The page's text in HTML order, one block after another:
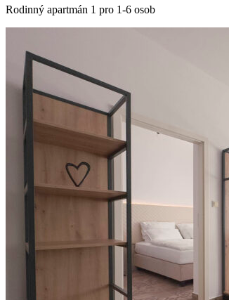
Rodinný apartmán 1 pro 1-6 osob